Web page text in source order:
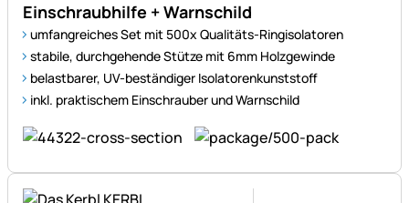
Einschraubhilfe + Warnschild
umfangreiches Set mit 500x Qualitäts-Ringisolatoren
stabile, durchgehende Stütze mit 6mm Holzgewinde
belastbarer, UV-beständiger Isolatorenkunststoff
inkl. praktischem Einschrauber und Warnschild